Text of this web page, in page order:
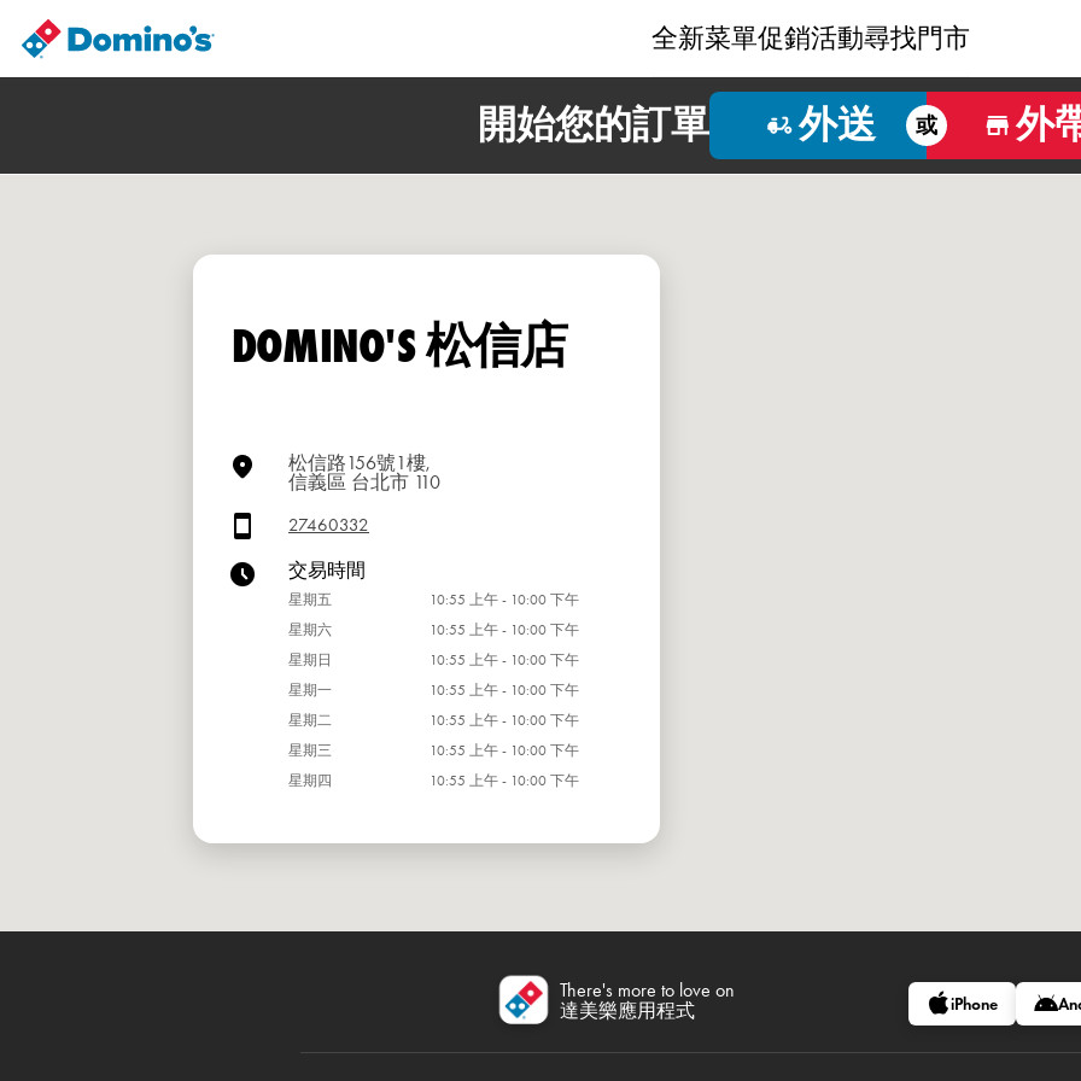
全新菜單促銷活動尋找門市
開始您的訂單 外送 或 外
DOMINO'S 松信店
松信路156號1樓,
信義區 台北市 110
27460332
交易時間
星期五
10:55 上午 - 10:00 下午
星期六
10:55 上午 - 10:00 下午
星期日
10:55 上午 - 10:00 下午
星期一
10:55 上午 - 10:00 下午
星期二
10:55 上午 - 10:00 下午
星期三
10:55 上午 - 10:00 下午
星期四
10:55 上午 - 10:00 下午
There's more to love on
達美樂應用程式
iPhone